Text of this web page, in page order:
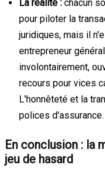
La réalité : chacun
pour piloter la
juridiques, mais il
entrepreneur
involontairement,
recours pour vices
L'honnêteté et la
polices d'assurance.
En conclusion : la
jeu de hasard